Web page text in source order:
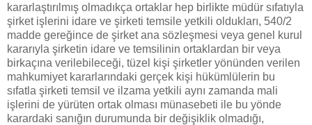
kararlaştırılmış olmadıkça ortaklar hep birlikte müdür sıfatıyla
şirket işlerini idare ve şirketi temsile yetkili oldukları, 540/2
madde gereğince de şirket ana sözleşmesi veya genel kurul
kararıyla şirketin idare ve temsilinin ortaklardan bir veya
birkaçına verilebileceği, tüzel kişi şirketler yönünden verilen
mahkumiyet kararlarındaki gerçek kişi hükümlülerin bu
sıfatla şirketi temsil ve ilzama yetkili aynı zamanda mali
işlerini de yürüten ortak olması münasebeti ile bu yönde
karardaki sanığın durumunda bir değişiklik olmadığı,